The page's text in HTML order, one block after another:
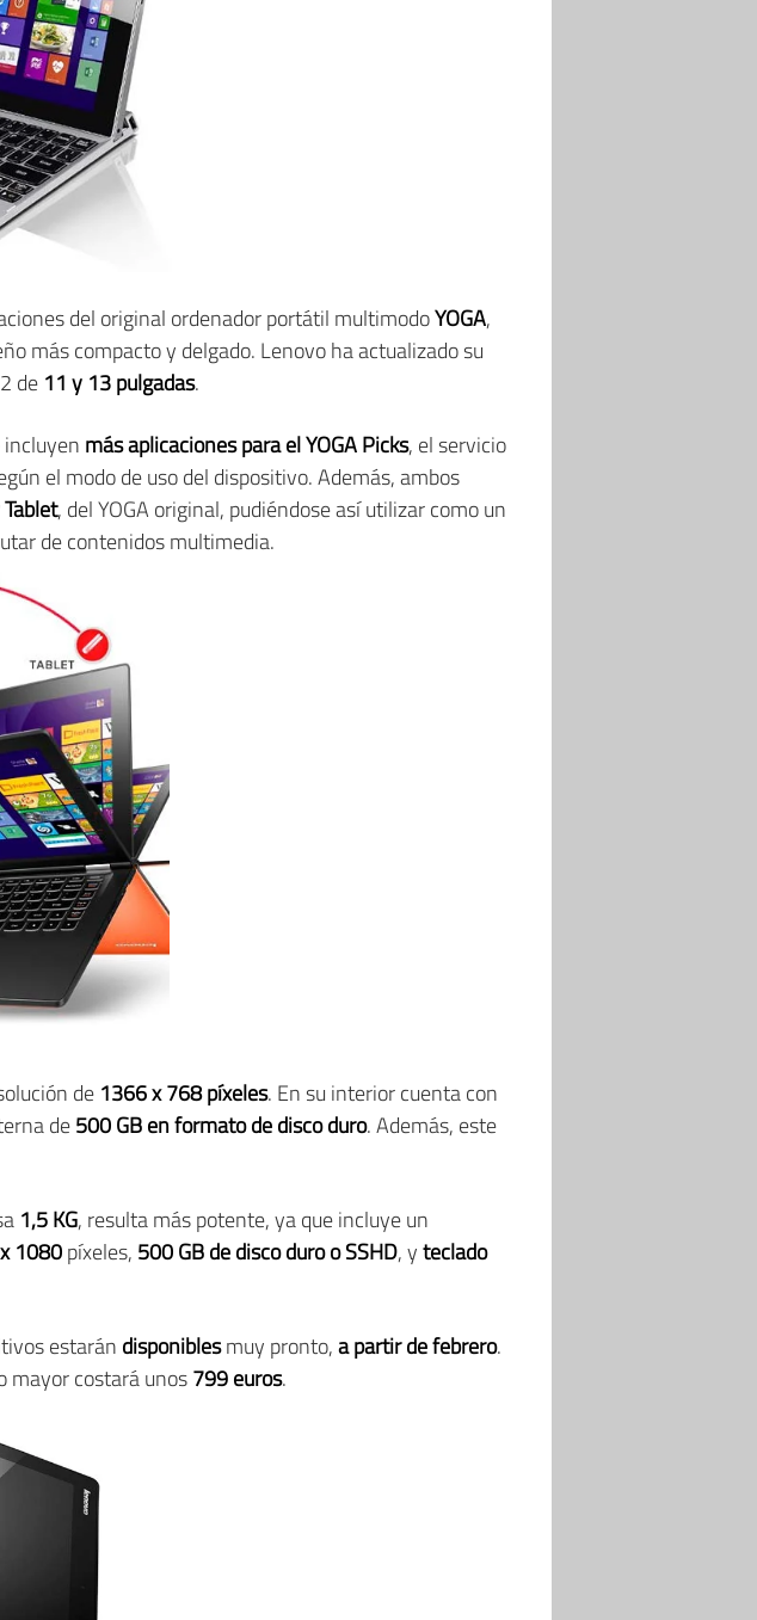
del original ordenador portátil multimodoYOGA,
más compacto y delgado. Lenovo ha actualizado su
de 11 y 13 pulgadas.
más aplicaciones para el YOGA Picks, el servicio
el modo de uso del dispositivo. Además, ambos
, del YOGA original, pudiéndose así utilizar como un
de contenidos multimedia.
de 1366 x 768 píxeles. En su interior cuenta con
de500 GB en formato de disco duro. Además, este
1,5 KG, resulta más potente, ya que incluye un
1080píxeles, 500 GB de disco duro o SSHD, yteclado
estarán disponiblesmuy pronto,a partir de febrero.
mayor costará unos799 euros.